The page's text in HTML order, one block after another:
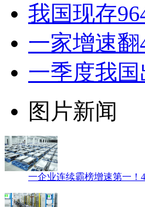
我国现存
一家增速
一季度我
图片新闻
一企业连续霸榜增速第一！